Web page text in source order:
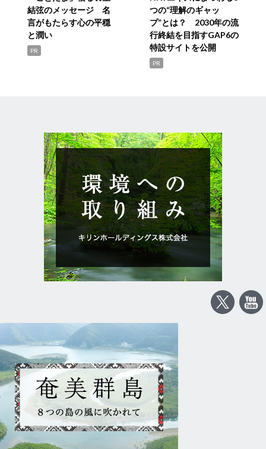
結弦のメッセージ 名
言がもたらす心の平穏
と潤い
PR
つの“理解のギャッ
プ”とは？ 2030年の流
行終結を目指すGAP6の
特設サイトを公開
PR